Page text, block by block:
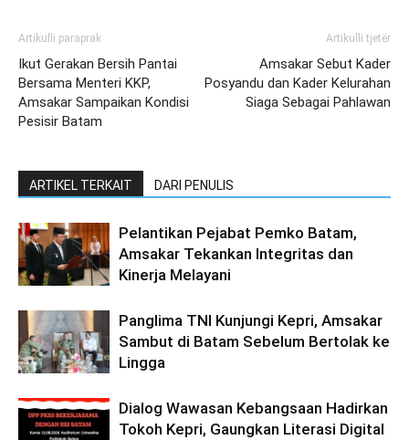
Artikulli paraprak
Ikut Gerakan Bersih Pantai
Bersama Menteri KKP,
Amsakar Sampaikan Kondisi
Pesisir Batam
Artikulli tjetër
Amsakar Sebut Kader
Posyandu dan Kader Kelurahan
Siaga Sebagai Pahlawan
ARTIKEL TERKAIT DARI PENULIS
Pelantikan Pejabat Pemko Batam,
Amsakar Tekankan Integritas dan
Kinerja Melayani
Panglima TNI Kunjungi Kepri, Amsakar
Sambut di Batam Sebelum Bertolak ke
Lingga
Dialog Wawasan Kebangsaan Hadirkan
Tokoh Kepri, Gaungkan Literasi Digital